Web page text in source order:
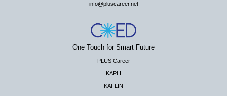
info@pluscareer.net
One Touch for Smart Future
PLUS Career
KAPLI
KAFLIN